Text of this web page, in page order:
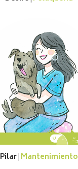
Pilar| Mantenimiento